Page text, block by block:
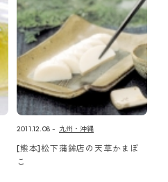
2011.12.08 九州・沖縄
[熊本]松下蒲鉾店の天草かまぼ
こ